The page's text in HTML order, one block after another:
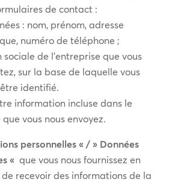
de contact :
: nom, prénom, adresse
numéro de téléphone ;
sociale de l’entreprise que vous
sur la base de laquelle vous
identifié.
information incluse dans le
vous nous envoyez.
personnelles « / » Données
« que vous nous fournissez en
recevoir des informations de la